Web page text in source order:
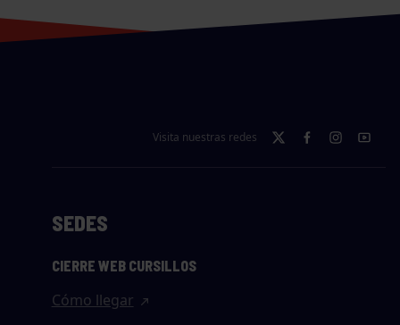
Visita nuestras redes
SEDES
CIERRE WEB CURSILLOS
Cómo llegar